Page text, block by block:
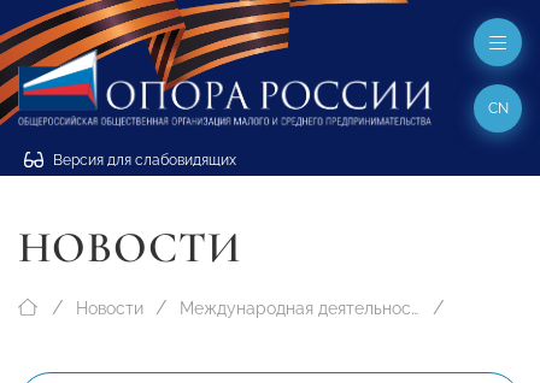
Версия для слабовидящих
CN
НОВОСТИ
Новости Международная деятельность